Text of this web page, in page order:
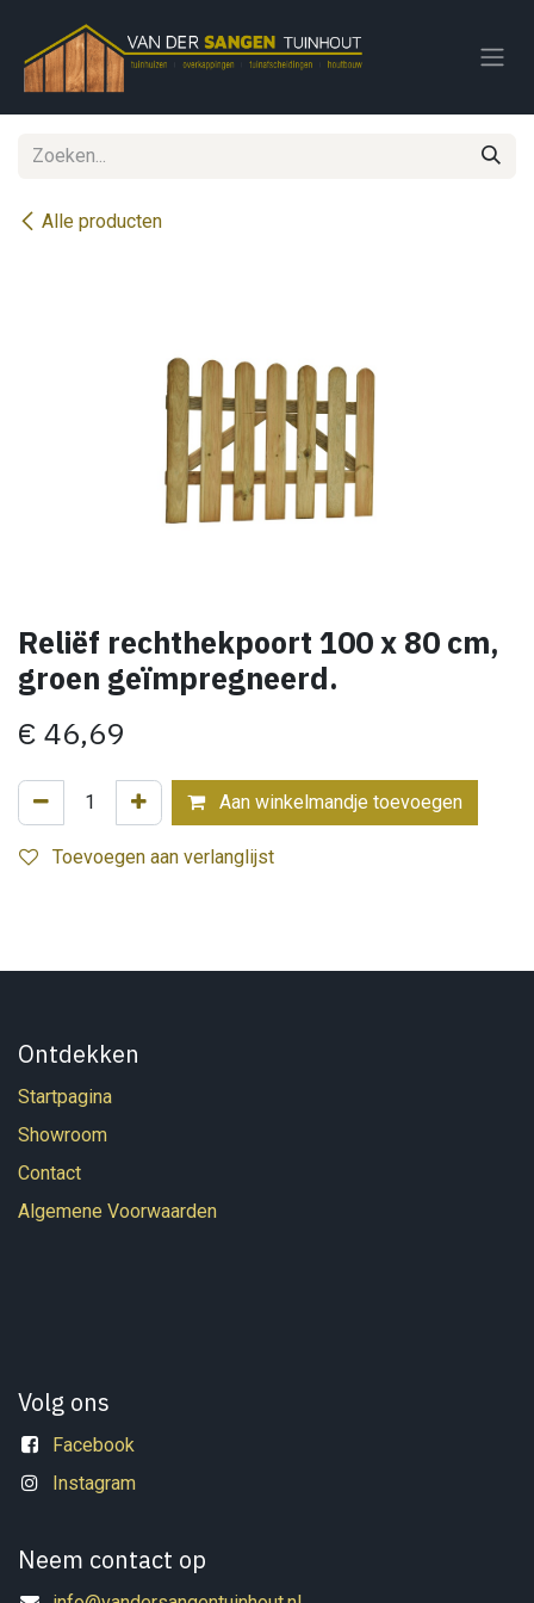
Alle producten
Reliëf rechthekpoort 100 x 80 cm,
groen geïmpregneerd.
€ 46,69
Aan winkelmandje toevoegen
Toevoegen aan verlanglijst
Ontdekken
Startpagina
Showroom
Contact
Algemene Voorwaarden
Volg ons
Facebook
Instagram
Neem contact op